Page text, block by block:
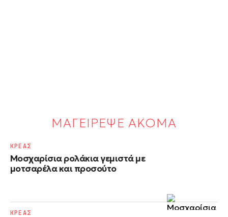
ΜΑΓΕΙΡΕΨΕ ΑΚΟΜΑ
Μοσχαρίσια ρολάκια γεμιστά με
μοτσαρέλα και προσούτο
ΚΡΕΑΣ
ΚΡΕΑΣ